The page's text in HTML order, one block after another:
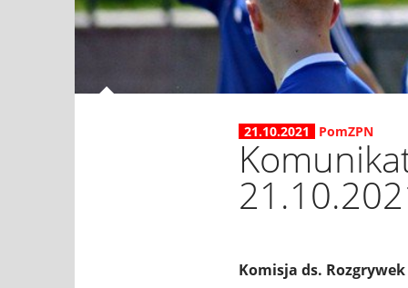
21.10.2021 PomZPN
Komisja ds.